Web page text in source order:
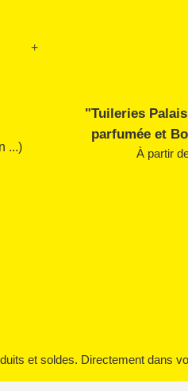
+
...)
"Tuileries
parfumée et
À partir
et soldes. Directement dans